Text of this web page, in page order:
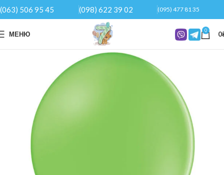
(063) 506 95 45 (098) 622 39 02 (095) 477 81 35
МЕНЮ 0 0